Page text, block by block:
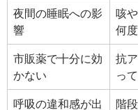
夜間の睡眠への影
響
咳
何
市販薬で十分に効
かない
抗
っ
呼吸の違和感が出
階